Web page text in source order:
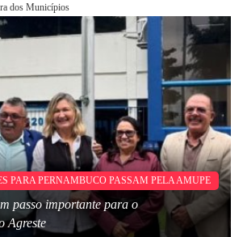
dos Municípios
PARA PERNAMBUCO PASSAM PELA AMUPE
passo importante para o
Agreste